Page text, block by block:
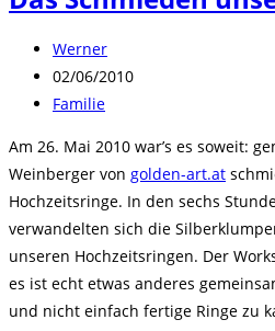
Beitrags-
Autor:
Werner
Beitrag
veröffentlicht:
02/06/2010
Beitrags-
Familie
Am 26. Mai 2010 war’s es soweit:
Weinberger von golden-art.at
Hochzeitsringe. In den sechs
verwandelten sich die
unseren Hochzeitsringen. Der
es ist echt etwas anderes
und nicht einfach fertige Ringe zu